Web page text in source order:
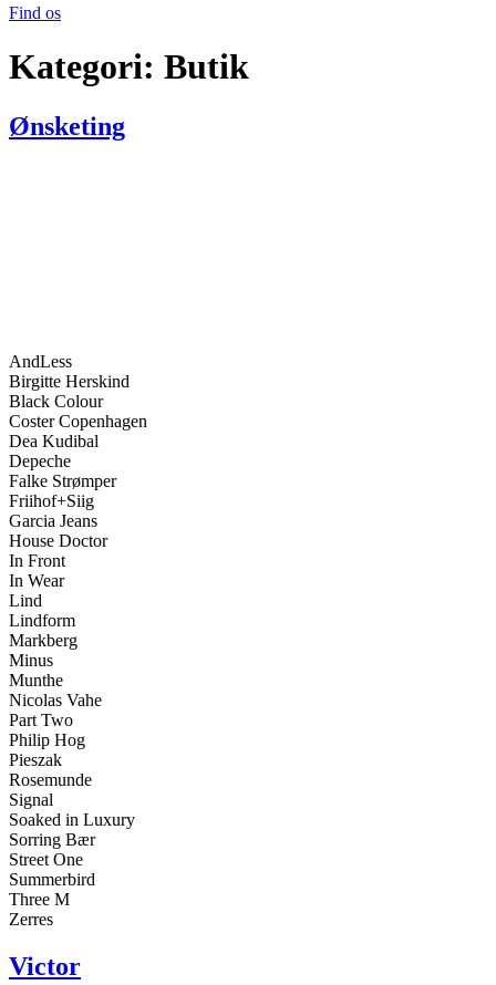
Find os
Kategori: Butik
Ønsketing
AndLess
Birgitte Herskind
Black Colour
Coster Copenhagen
Dea Kudibal
Depeche
Falke Strømper
Friihof+Siig
Garcia Jeans
House Doctor
In Front
In Wear
Lind
Lindform
Markberg
Minus
Munthe
Nicolas Vahe
Part Two
Philip Hog
Pieszak
Rosemunde
Signal
Soaked in Luxury
Sorring Bær
Street One
Summerbird
Three M
Zerres
Victor